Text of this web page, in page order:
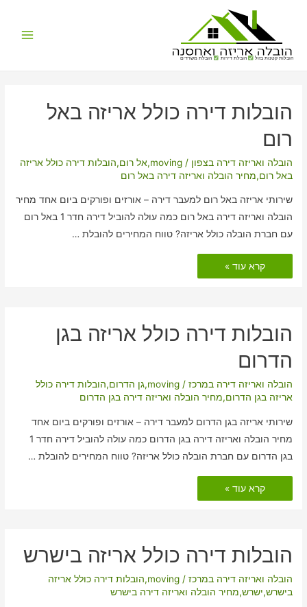
הובלות קטנות בזול הובלת דירות הובלת משרדים
הובלות דירה כולל אריזה באל
רום
הובלה ואריזה דירה בצפון /
moving
,אל רום,הובלות דירה כולל אריזה
באל רום,מחיר הובלה ואריזה דירה באל רום
שירותי אריזה באל רום למעבר דירה – אורזים ופורקים ביום אחד מחיר
הובלה ואריזה דירה באל רום כמה עולה להוביל דירה חדר 1 באל רום
עם חברת הובלה כולל אריזה? טווח המחירים להובלת …
הובלות
דירה
כולל
קרא עוד »
הובלות דירה כולל אריזה בגן
הדרום
הובלה ואריזה דירה במרכז /
moving
,גן הדרום,הובלות דירה כולל
אריזה בגן הדרום,מחיר הובלה ואריזה דירה בגן הדרום
שירותי אריזה בגן הדרום למעבר דירה – אורזים ופורקים ביום אחד
מחיר הובלה ואריזה דירה בגן הדרום כמה עולה להוביל דירה חדר 1
בגן הדרום עם חברת הובלה כולל אריזה? טווח המחירים להובלת …
דירה
כולל
קרא עוד »
הובלות דירה כולל אריזה בישרש
הובלה ואריזה דירה במרכז /
moving
,הובלות דירה כולל אריזה
בישרש,ישרש,מחיר הובלה ואריזה דירה בישרש